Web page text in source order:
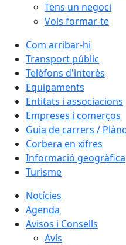
Tens un negoci
Vols formar-te
Com arribar-hi
Transport públic
Telèfons d'interès
Equipaments
Entitats i associacions
Empreses i comerços
Guia de carrers /
Corbera en xifres
Informació geogràfica
Turisme
Notícies
Agenda
Avisos i Consells
Avís